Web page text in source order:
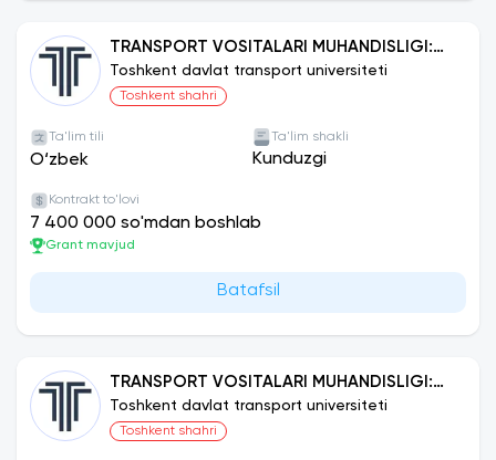
TRANSPORT VOSITALARI MUHANDISLIGI:
ELEKTROMOBIL TRANSPORTI
Toshkent davlat transport universiteti
Toshkent shahri
Ta'lim tili
O‘zbek
Ta'lim shakli
Kunduzgi
Kontrakt to'lovi
7 400 000 so'mdan boshlab
Grant mavjud
Batafsil
TRANSPORT VOSITALARI MUHANDISLIGI:
IXTISOSLASHTIRILGAN TRANSPORT
VOSITALARI
Toshkent davlat transport universiteti
Toshkent shahri